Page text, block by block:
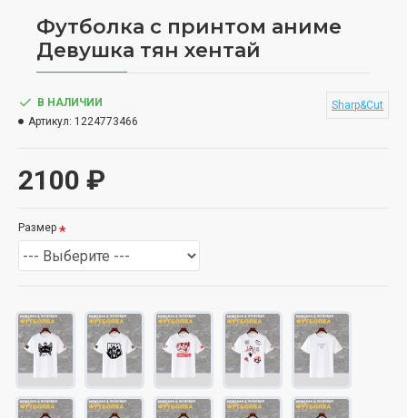
Футболка с принтом аниме
Девушка тян хентай
2100 ₽
В НАЛИЧИИ
Артикул: 1224773466
Sharp&Cut
Размер